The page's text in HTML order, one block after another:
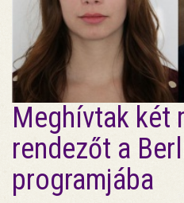
Meghívtak két
rendezőt a
programjába